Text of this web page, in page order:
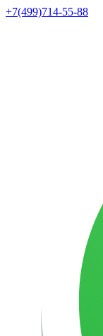
+7(499)714-55-88